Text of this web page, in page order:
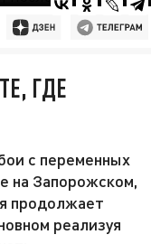
ГДЕ
с переменных
на Запорожском,
продолжает
реализуя